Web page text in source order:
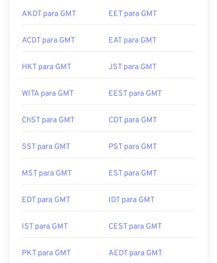
AKDT para GMT EET para GMT
ACDT para GMT EAT para GMT
HKT para GMT JST para GMT
WITA para GMT EEST para GMT
ChST para GMT CDT para GMT
SST para GMT PST para GMT
MST para GMT EST para GMT
EDT para GMT IDT para GMT
IST para GMT CEST para GMT
PKT para GMT AEDT para GMT